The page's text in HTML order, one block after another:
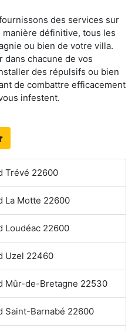
des services sur
définitive, tous les
ou bien de votre villa.
dans chacune de vos
des répulsifs ou bien
de combattre efficacement
infestent.
Trévé 22600
La Motte 22600
Loudéac 22600
Uzel 22460
Mûr-de-Bretagne 22530
Saint-Barnabé 22600